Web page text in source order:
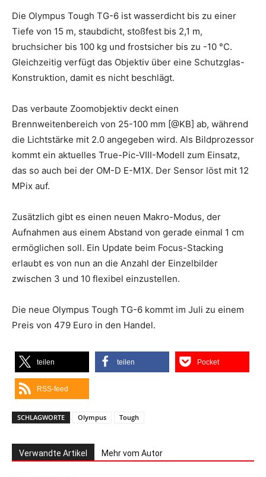
Die Olympus Tough TG-6 ist wasserdicht bis zu einer
Tiefe von 15 m, staubdicht, stoßfest bis 2,1 m,
bruchsicher bis 100 kg und frostsicher bis zu -10 °C.
Gleichzeitig verfügt das Objektiv über eine Schutzglas-
Konstruktion, damit es nicht beschlägt.
Das verbaute Zoomobjektiv deckt einen
Brennweitenbereich von 25-100 mm [@KB] ab, während
die Lichtstärke mit 2.0 angegeben wird. Als Bildprozessor
kommt ein aktuelles True-Pic-VIII-Modell zum Einsatz,
das so auch bei der OM-D E-M1X. Der Sensor löst mit 12
MPix auf.
Zusätzlich gibt es einen neuen Makro-Modus, der
Aufnahmen aus einem Abstand von gerade einmal 1 cm
ermöglichen soll. Ein Update beim Focus-Stacking
erlaubt es von nun an die Anzahl der Einzelbilder
zwischen 3 und 10 flexibel einzustellen.
Die neue Olympus Tough TG-6 kommt im Juli zu einem
Preis von 479 Euro in den Handel.
teilen teilen Pocket
RSS-feed
SCHLAGWORTE Olympus Tough
Verwandte Artikel Mehr vom Autor